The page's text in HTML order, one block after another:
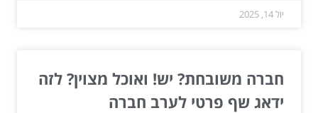
יול 14, 2025
חברה משובחת? יש! ואוכל מצוין? לזה
ידאג שף פרטי לערב חברה